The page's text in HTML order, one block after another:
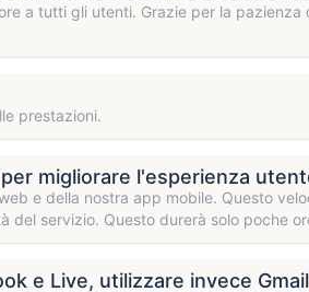
a tutti gli utenti. Grazie per la
prestazioni.
migliorare l'esperienza
e della nostra app mobile. Questo
del servizio. Questo durerà solo poche
e Live, utilizzare invece Gmail